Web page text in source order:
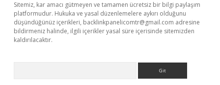
Sitemiz, kar amacı gütmeyen ve tamamen ücretsiz bir bilgi paylaşım
platformudur. Hukuka ve yasal düzenlemelere aykırı olduğunu
düşündüğünüz içerikleri, backlinkpanelicomtr@gmail.com adresine
bildirmeniz halinde, ilgili içerikler yasal süre içerisinde sitemizden
kaldırılacaktır.